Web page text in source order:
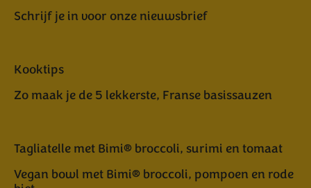
Schrijf je in voor onze nieuwsbrief
Kooktips
Zo maak je de 5 lekkerste, Franse basissauzen
Tagliatelle met Bimi® broccoli, surimi en tomaat
Vegan bowl met Bimi® broccoli, pompoen en rode